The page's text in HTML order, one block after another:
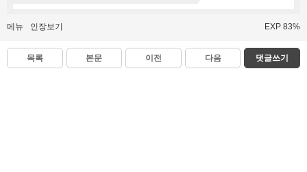
메뉴 인장보기 EXP 83%
목록 본문 이전 다음 댓글쓰기